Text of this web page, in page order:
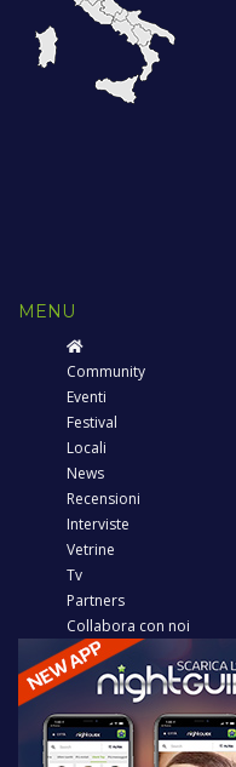
MENU
Community
Eventi
Festival
Locali
News
Recensioni
Interviste
Vetrine
Tv
Partners
Collabora con noi